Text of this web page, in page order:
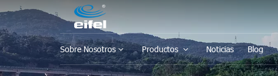
Sobre Nosotros Productos Noticias Blog